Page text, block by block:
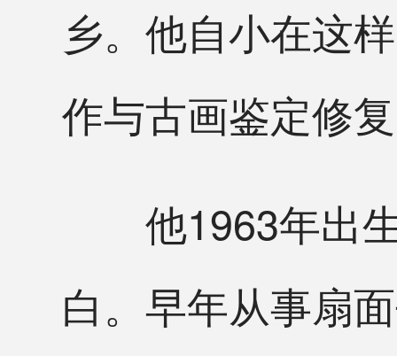
乡。他自小在这
作与古画鉴定修
他1963年出生
白。早年从事扇